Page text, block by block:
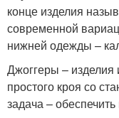
конце изделия
современной
нижней одежды –
Джоггеры – изделия
простого кроя со
задача –